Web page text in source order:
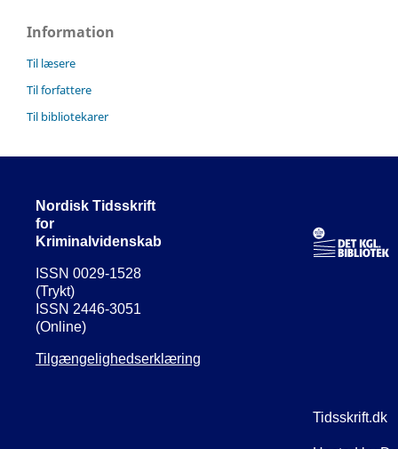
Information
Til læsere
Til forfattere
Til bibliotekarer
Nordisk Tidsskrift
for
Kriminalvidenskab
ISSN 0029-1528
(Trykt)
ISSN 2446-3051
(Online)
Tilgængelighedserklæring